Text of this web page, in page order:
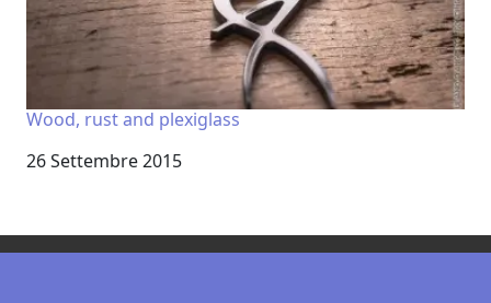
Wood, rust and plexiglass
Data
26 Settembre 2015